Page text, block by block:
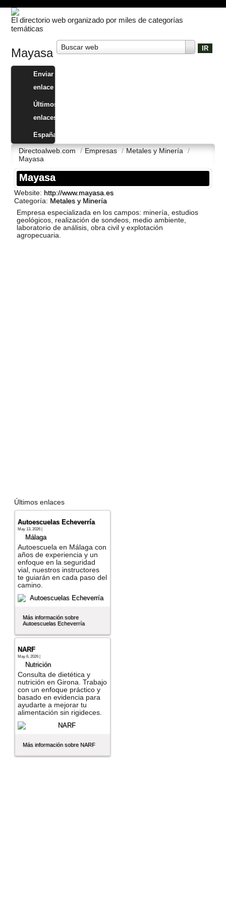
El directorio web organizado por miles de categorías
temáticas
Buscar web
Mayasa
Enviar
enlace
Últimos
enlaces
España
Directoalweb.com / Empresas / Metales y Minerí­a /
Mayasa
Mayasa
Website: http://www.mayasa.es
Categoría: Metales y Minerí­a
Empresa especializada en los campos: minerí­a, estudios
geológicos, realización de sondeos, medio ambiente,
laboratorio de análisis, obra civil y explotación
agropecuaria.
Últimos enlaces
Autoescuelas Echeverría
May 13, 2026 |
Málaga
Autoescuela en Málaga con
años de experiencia y un
enfoque en la seguridad
vial, nuestros instructores
te guiarán en cada paso del
camino.
Más información sobre
Autoescuelas Echeverría
NARF
May 6, 2026 |
Nutrición
Consulta de dietética y
nutrición en Girona. Trabajo
con un enfoque práctico y
basado en evidencia para
ayudarte a mejorar tu
alimentación sin rigideces.
Más información sobre NARF